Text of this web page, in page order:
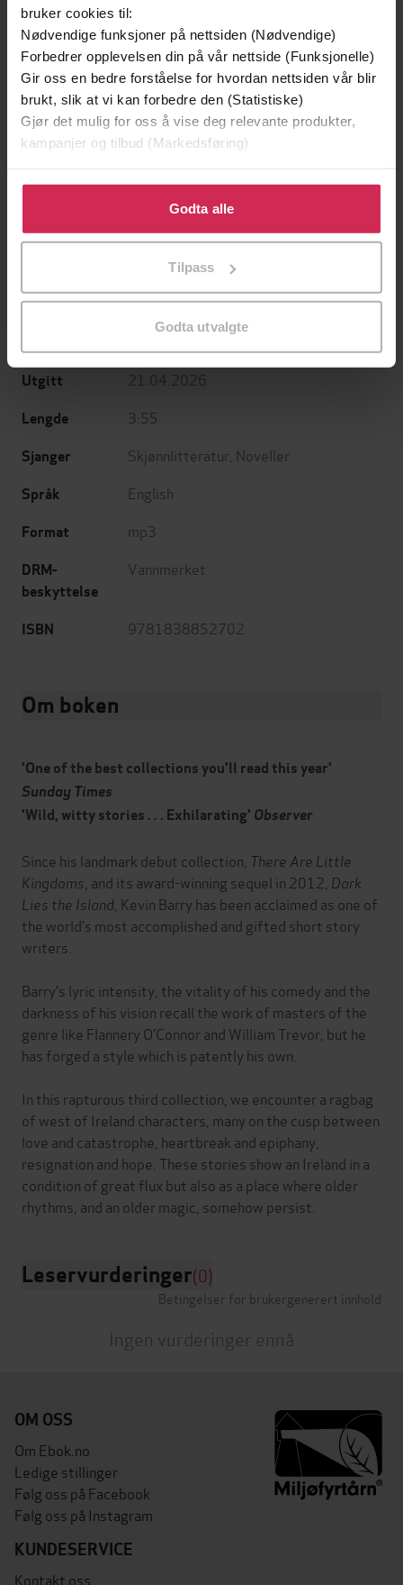
bruker cookies til:
Nødvendige funksjoner på nettsiden (Nødvendige)
Forbedrer opplevelsen din på vår nettside (Funksjonelle)
Gir oss en bedre forståelse for hvordan nettsiden vår blir
brukt, slik at vi kan forbedre den (Statistiske)
Gjør det mulig for oss å vise deg relevante produkter,
kampanjer og tilbud (Markedsføring)
Klikk på «Godta alle» for å gi oss ditt samtykke til å
bruke cookies for alle disse formålene. Du kan også
tilpasse ditt samtykke til spesifikke formål ved å klikke
Godta alle
Tilpass
Godta utvalgte
199,-
Minnesota
EBOK
349,-
EBOK
(innleser)
Canongate Books
Utgitt 21.04.2026
Lengde 3:55
Sjanger Skjønnlitteratur Noveller
Språk English
Format mp3
DRM-
beskyttelse
Vannmerket
ISBN 9781838852702
Om boken
'One of the best collections you'll read this year'
Sunday Times
'Wild, witty stories . . . Exhilarating' Observer
Since his landmark debut collection, There Are Little
Kingdoms , and its award-winning sequel in 2012, Dark
Lies the Island , Kevin Barry has been acclaimed as one of
the world’s most accomplished and gifted short story
writers.
Barry’s lyric intensity, the vitality of his comedy and the
darkness of his vision recall the work of masters of the
genre like Flannery O’Connor and William Trevor, but he
has forged a style which is patently his own.
In this rapturous third collection, we encounter a ragbag
of west of Ireland characters, many on the cusp between
love and catastrophe, heartbreak and epiphany,
resignation and hope. These stories show an Ireland in a
condition of great flux but also as a place where older
Leservurderinger(0)
Betingelser for brukergenerert innhold
Ingen vurderinger ennå
OM OSS
Om Ebok.no
Ledige stillinger
Følg oss på Facebook
Følg oss på Instagram
KUNDESERVICE
Kontakt oss